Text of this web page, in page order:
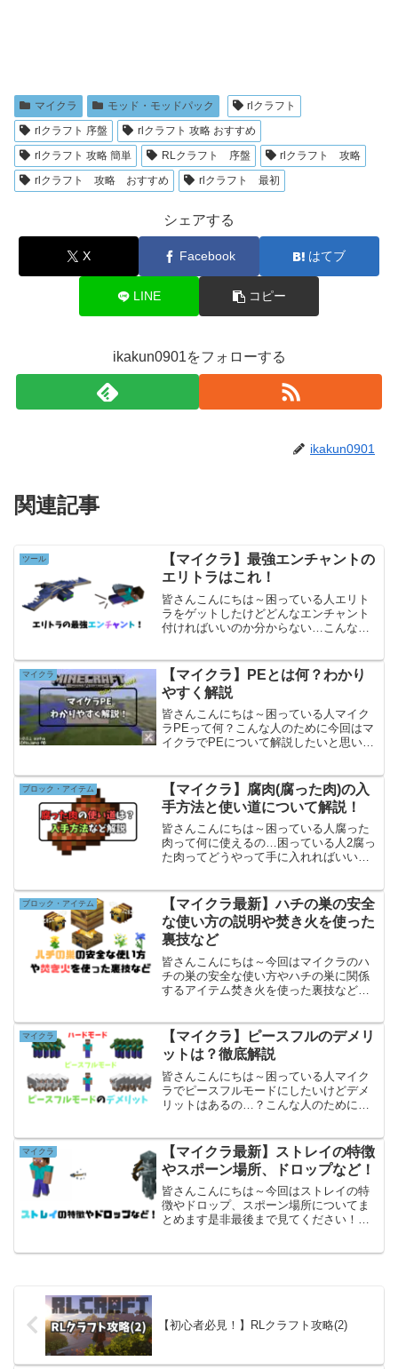
マイクラ モッド・モッドパック
rlクラフト
rlクラフト 序盤
rlクラフト 攻略 おすすめ
rlクラフト 攻略 簡単
RLクラフト 序盤
rlクラフト 攻略
rlクラフト 攻略 おすすめ
rlクラフト 最初
シェアする
X Facebook はてブ
LINE コピー
ikakun0901をフォローする
ikakun0901
関連記事
ツール
【マイクラ】最強エンチャントの
エリトラはこれ！
皆さんこんにちは～困っている人エリト
ラをゲットしたけどどんなエンチャント
付ければいいのか分からない…こんな人
す！是非最後まで見てくださいこの記事
はこんな人にオススメ・エリ...
マイクラ
【マイクラ】PEとは何？わかり
やすく解説
皆さんこんにちは～困っている人マイク
ラPEって何？こんな人のために今回はマ
イクラでPEについて解説したいと思いま
て知りたい方・マイクラPEのことについ
てもっと知りたい...
ブロック・アイテム
【マイクラ】腐肉(腐った肉)の入
手方法と使い道について解説！
皆さんこんにちは～困っている人腐った
肉って何に使えるの…困っている人2腐っ
た肉ってどうやって手に入れればいい
解説したいと思います！ぜひ最後まで見
てください！この記事はこ...
ブロック・アイテム
【マイクラ最新】ハチの巣の安全
な使い方の説明や焚き火を使った
裏技など
皆さんこんにちは～今回はマイクラのハ
チの巣の安全な使い方やハチの巣に関係
するアイテム焚き火を使った裏技などを
りますハチの巣とは木などに一定確率で
生成するものでハチが3匹...
マイクラ
【マイクラ】ピースフルのデメリ
ットは？徹底解説
皆さんこんにちは～困っている人マイク
ラでピースフルモードにしたいけどデメ
リットはあるの…？こんな人のために今
最後まで見てくださいピースフルとは困
っている人そもそもピース...
マイクラ
【マイクラ最新】ストレイの特徴
やスポーン場所、ドロップなど！
皆さんこんにちは～今回はストレイの特
徴やドロップ、スポーン場所についてま
とめます是非最後まで見てください！ス
【初心者必見！】RLクラフト攻略(2)